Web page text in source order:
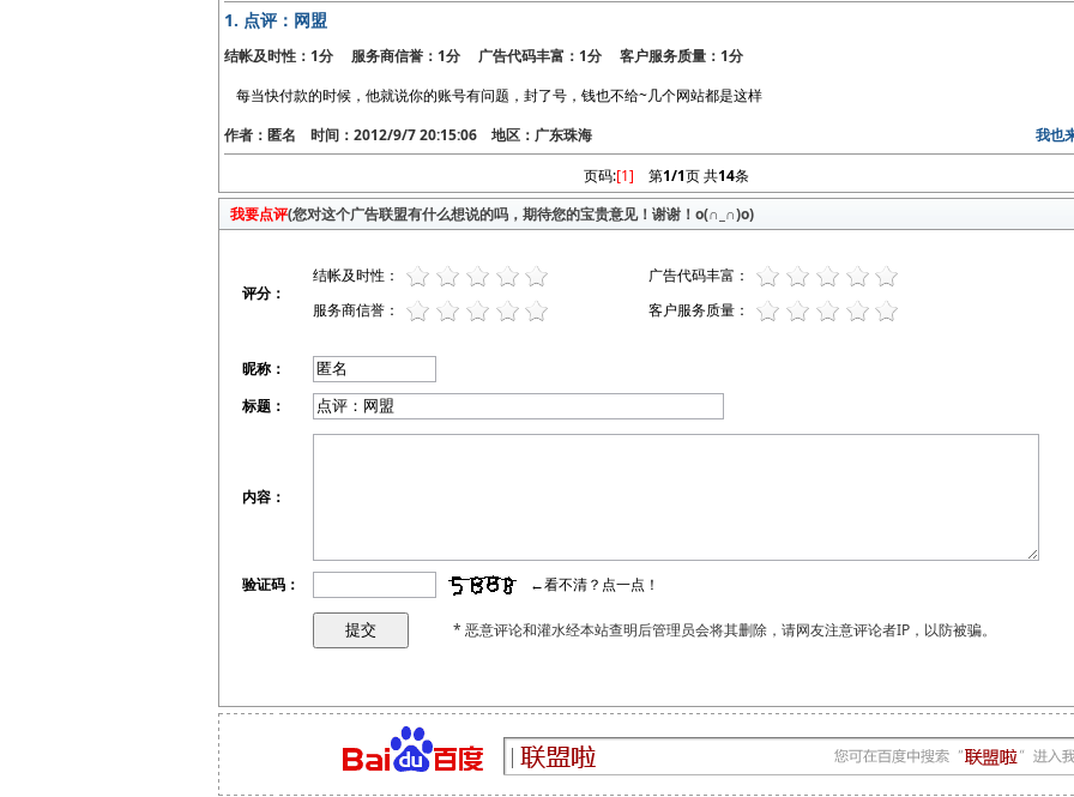
1. 点评：网盟
结帐及时性：1分 服务商信誉：1分 广告代码丰富：1分 客户服务质量：1分
每当快付款的时候，他就说你的账号有问题，封了号，钱也不给~几个网站都是这样
作者：匿名 时间：2012/9/7 20:15:06 地区：广东珠海
我也
页码:[1] 第1/1页 共14条
我要点评(您对这个广告联盟有什么想说的吗，期待您的宝贵意见！谢谢！o(∩_∩)o)
评分：
结帐及时性：
广告代码丰富：
服务商信誉：
客户服务质量：
昵称：
标题：
内容：
验证码： ←看不清？点一点！
* 恶意评论和灌水经本站查明后管理员会将其删除，请网友注意评论者IP，以防被骗。